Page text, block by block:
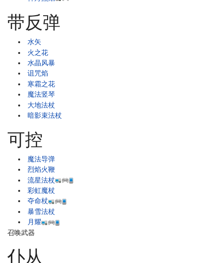
带反弹
水矢
火之花
水晶风暴
诅咒焰
寒霜之花
魔法竖琴
大地法杖
暗影束法杖
可控
魔法导弹
烈焰火鞭
流星法杖
彩虹魔杖
夺命杖
暴雪法杖
月耀
召唤武器
仆从